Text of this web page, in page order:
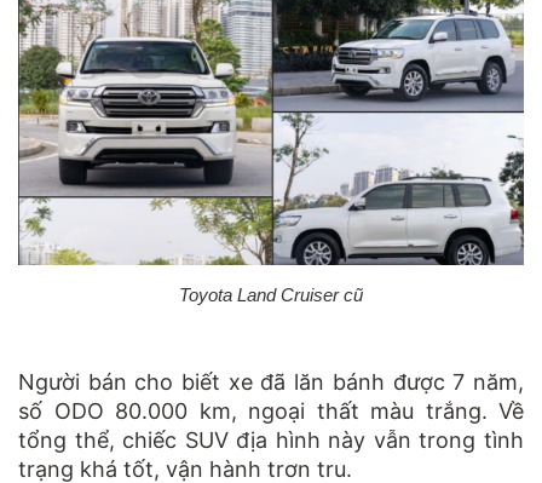
Toyota Land Cruiser cũ
Người bán cho biết xe đã lăn bánh được 7 năm,
số ODO 80.000 km, ngoại thất màu trắng. Về
tổng thể, chiếc SUV địa hình này vẫn trong tình
trạng khá tốt, vận hành trơn tru.